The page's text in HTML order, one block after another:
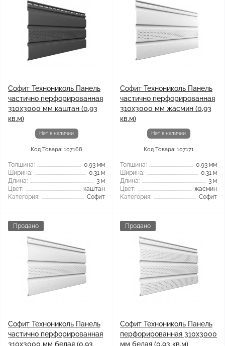
Софит Технониколь Панель
частично перфорированная
310х3000 мм каштан (0,93
кв.м)
Нет в наличии
Код Товара: 107168
Толщина:
0,93 мм
Ширина:
0,31 м
Длина:
3 м
Цвет:
каштан
Категория:
Софит
Софит Технониколь Панель
частично перфорированная
310х3000 мм жасмин (0,93
кв.м)
Нет в наличии
Код Товара: 107171
Толщина:
0,93 мм
Ширина:
0,31 м
Длина:
3 м
Цвет:
жасмин
Категория:
Софит
Продано
Софит Технониколь Панель
частично перфорированная
310х3000 мм белая (0,93
Продано
Софит Технониколь Панель
перфорированная 310х3000
мм белая (0,93 кв.м)